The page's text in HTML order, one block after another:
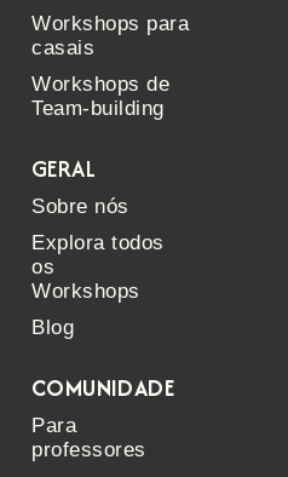
Workshops para
casais
Workshops de
Team-building
GERAL
Sobre nós
Explora todos
os
Workshops
Blog
COMUNIDADE
Para
professores